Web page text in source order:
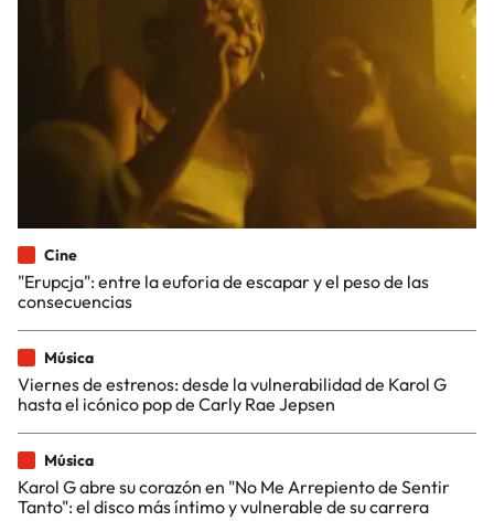
Cine
"Erupcja": entre la euforia de escapar y el peso de las
consecuencias
Música
Viernes de estrenos: desde la vulnerabilidad de Karol G
hasta el icónico pop de Carly Rae Jepsen
Música
Karol G abre su corazón en "No Me Arrepiento de Sentir
Tanto": el disco más íntimo y vulnerable de su carrera